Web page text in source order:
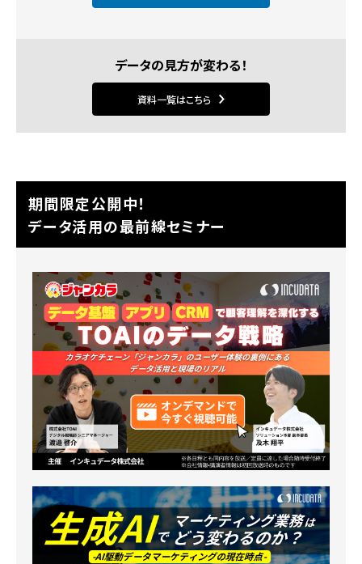
データの見方が変わる！
資料一覧はこちら
期間限定公開中！
データ活用の最前線セミナー